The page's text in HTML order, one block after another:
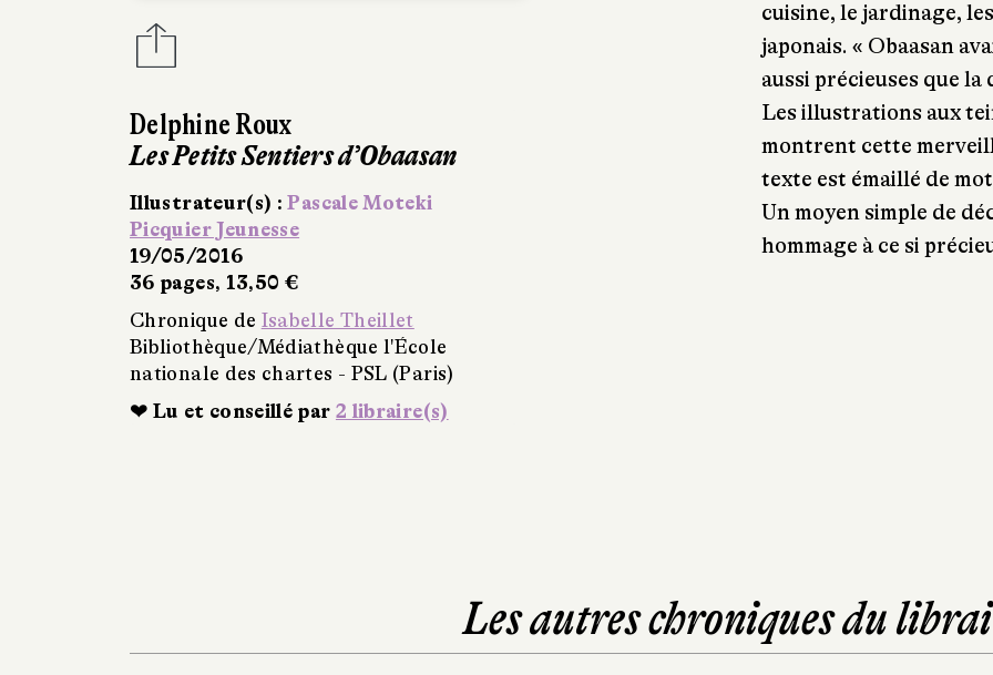
Delphine Roux
Les Petits Sentiers d’Obaasan
Illustrateur(s) :Pascale Moteki
Picquier Jeunesse
19/05/2016
36 pages, 13,50 €
Chronique de Isabelle Theillet
Bibliothèque/Médiathèque l'École
nationale des chartes - PSL (Paris)
❤ Lu et conseillé par 2 libraire(s)
cuisine, le jardinage,
japonais. « Obaasan
aussi précieuses que
Les illustrations aux
montrent cette
texte est émaillé de
Un moyen simple de
hommage à ce si
Les autres chroniques du